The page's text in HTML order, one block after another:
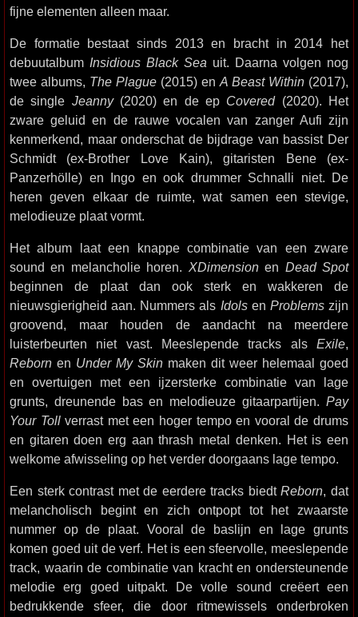
fijne elementen alleen maar.
De formatie bestaat sinds 2013 en bracht in 2014 het
debuutalbum Insidious Black Sea uit. Daarna volgen nog
twee albums, The Plague (2015) en A Beast Within (2017),
de single Jeanny(2020) en de ep Covered(2020). Het
zware geluid en de rauwe vocalen van zanger Aufi zijn
kenmerkend, maar onderschat de bijdrage van bassist Der
Schmidt (ex-Brother Love Kain), gitaristen Bene (ex-
Panzerhölle) en Ingo en ook drummer Schnalli niet. De
heren geven elkaar de ruimte, wat samen een stevige,
melodieuze plaat vormt.
Het album laat een knappe combinatie van een zware
sound en melancholie horen. XDimensionen Dead Spot
beginnen de plaat dan ook sterk en wakkeren de
nieuwsgierigheid aan. Nummers als Idolsen Problemszijn
groovend, maar houden de aandacht na meerdere
luisterbeurten niet vast. Meeslepende tracks als Exile,
Reborn en Under My Skin maken dit weer helemaal goed
en overtuigen met een ijzersterke combinatie van lage
grunts, dreunende bas en melodieuze gitaarpartijen. Pay
Your Tollverrast met een hoger tempo en vooral de drums
en gitaren doen erg aan thrash metal denken. Het is een
welkome afwisseling op het verder doorgaans lage tempo.
Een sterk contrast met de eerdere tracks biedtReborn, dat
melancholisch begint en zich ontpopt tot het zwaarste
nummer op de plaat. Vooral de baslijn en lage grunts
komen goed uit de verf. Het is een sfeervolle, meeslepende
track, waarin de combinatie van kracht en ondersteunende
melodie erg goed uitpakt. De volle sound creëert een
bedrukkende sfeer, die door ritmewissels onderbroken